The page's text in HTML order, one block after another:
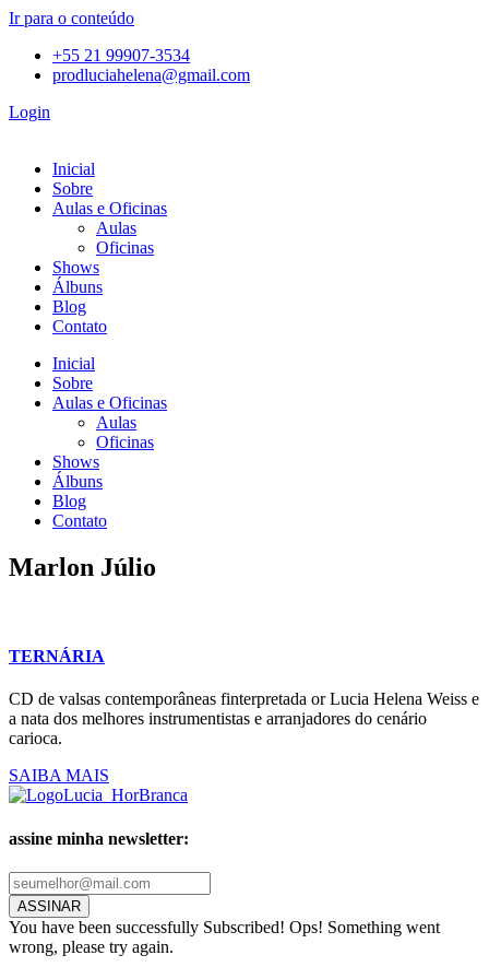
Ir para o conteúdo
+55 21 99907-3534
prodluciahelena@gmail.com
Login
Inicial
Sobre
Aulas e Oficinas
Aulas
Oficinas
Shows
Álbuns
Blog
Contato
Inicial
Sobre
Aulas e Oficinas
Aulas
Oficinas
Shows
Álbuns
Blog
Contato
Marlon Júlio
TERNÁRIA
CD de valsas contemporâneas finterpretada or Lucia Helena Weiss e
a nata dos melhores instrumentistas e arranjadores do cenário
carioca.
SAIBA MAIS
assine minha newsletter:
ASSINAR
You have been successfully Subscribed! Ops! Something went
wrong, please try again.